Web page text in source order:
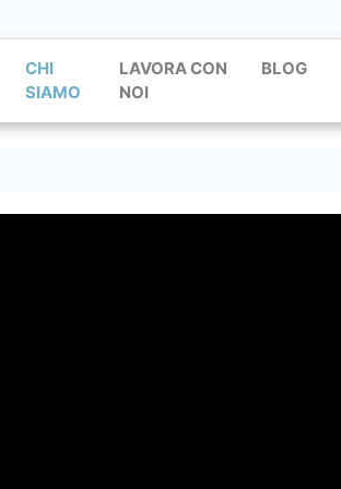
CHI
SIAMO
LAVORA CON
NOI
BLOG